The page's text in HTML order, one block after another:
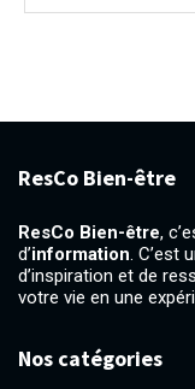
ResCo Bien-être
ResCo Bien-être,
d’information. C’est
d’inspiration et de
votre vie en une
Nos catégories